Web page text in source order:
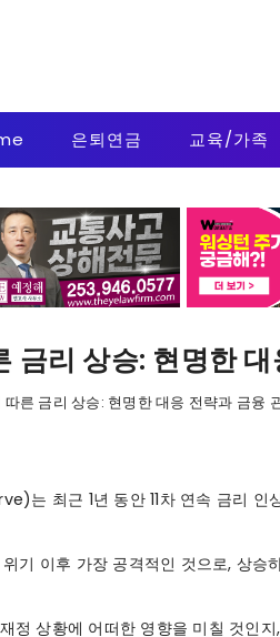
은퇴연금 교육/가족
금리 상승: 현명한
따른 금리 상승: 현명한 대응 전략과 금융
는 최근 1년 동안 11차 연속 금리 인
기 이후 가장 공격적인 것으로, 상승
정 상황에 어떠한 영향을 미칠 것인